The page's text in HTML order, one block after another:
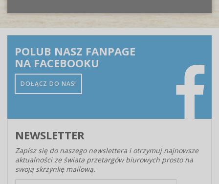
POLUB NASZ FANPAGE
NA FACEBOOKU
DOŁĄCZ DO NAS!
NEWSLETTER
Zapisz się do naszego newslettera i otrzymuj najnowsze
aktualności ze świata przetargów biurowych prosto na
swoją skrzynkę mailową.